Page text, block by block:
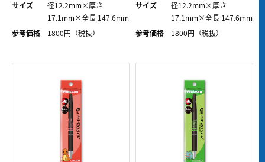
サイズ
径12.2mm×厚さ
17.1mm×全長 147.6mm
参考価格
1800円（税抜）
サイズ
径12.2mm×厚さ
17.1mm×全長 147.6mm
参考価格
1800円（税抜）